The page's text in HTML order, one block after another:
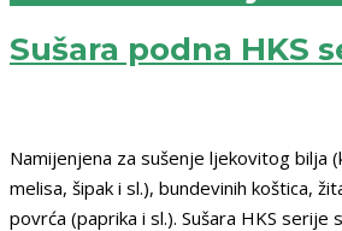
Sušara podna HKS
Namijenjena za sušenje ljekovitog bilja
melisa, šipak i sl.), bundevinih koštica,
povrća (paprika i sl.). Sušara HKS serije